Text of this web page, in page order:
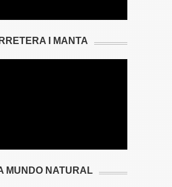
I MANTA
MUNDO NATURAL